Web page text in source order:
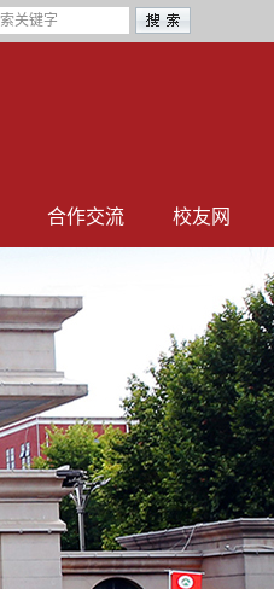
合作交流 校友网